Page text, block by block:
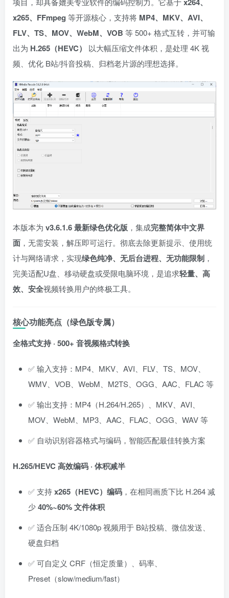
x265、FFmpeg 等开源核心，支持将 MP4、MKV、AVI、
FLV、TS、MOV、WebM、VOB 等 500+ 格式互转，并可输
出为 H.265（HEVC）
以大幅压缩文件体积，是处理 4K 视
频、优化 B站/抖音投稿、归档老片源的理想选择。
本版本为 v3.6.1.6 最新绿色优化版 ，集成完整简体中文界
面 ，无需安装，解压即可运行。彻底去除更新提示、使用统
计与网络请求，实现绿色纯净、无后台进程、无功能限制 ，
完美适配U盘、移动硬盘或受限电脑环境，是追求轻量、高
效、安全视频转换用户的终极工具。
核心功能亮点（绿色版专属）
全格式支持 · 500+ 音视频格式转换
✅ 输入支持：MP4、MKV、AVI、FLV、TS、MOV、
WMV、VOB、WebM、M2TS、OGG、AAC、FLAC 等
✅ 输出支持：MP4（H.264/H.265）、MKV、AVI、
MOV、WebM、MP3、AAC、FLAC、OGG、WAV 等
✅ 自动识别容器格式与编码，智能匹配最佳转换方案
H.265/HEVC 高效编码 · 体积减半
✅ 支持x265（HEVC）编码 ，在相同画质下比 H.264 减
少40%~60% 文件体积
✅ 适合压制 4K/1080p 视频用于 B站投稿、微信发送、
硬盘归档
✅ 可自定义 CRF（恒定质量）、码率、
Preset（slow/medium/fast）